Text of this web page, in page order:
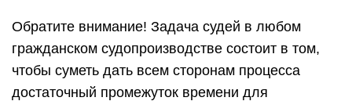
Обратите внимание! Задача судей в любом
гражданском судопроизводстве состоит в том,
чтобы суметь дать всем сторонам процесса
достаточный промежуток времени для